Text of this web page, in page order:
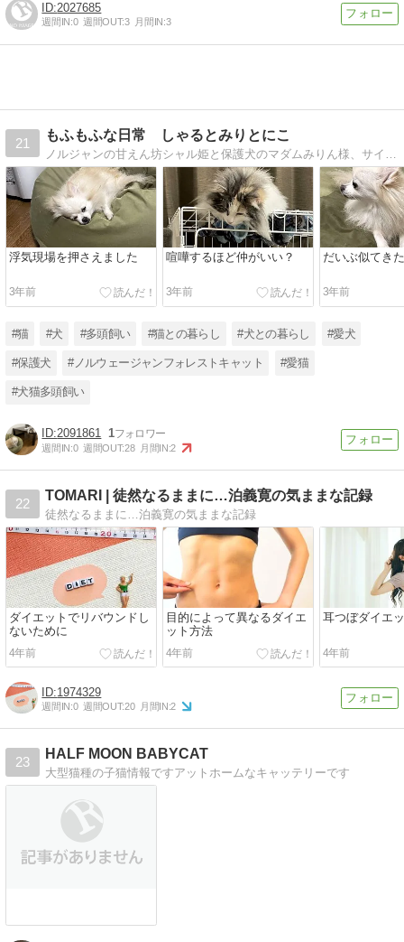
2027685
週間IN:0 週間OUT:3 月間IN:3
21
もふもふな日常 しゃるとみりとにこ
ノルジャンの甘えん坊シャル姫と保護犬のマダムみりん様、サイベリアンの気まぐれにこちの日々をお届けします。多頭飼いって大変だけど幸せ。3人の可愛さが全国に広がりますように！！
浮気現場を押さえました
3年前
喧嘩するほど仲がいい？
3年前
だいぶ似てき
3年前
#猫 #犬 #多頭飼い #猫との暮らし #犬との暮らし #愛犬
#保護犬 #ノルウェージャンフォレストキャット #愛猫
#犬猫多頭飼い
2091861 1
週間IN:0 週間OUT:28 月間IN:2
22
TOMARI | 徒然なるままに…泊義寛の気ままな記録
徒然なるままに…泊義寛の気ままな記録
ダイエットでリバウンドし
ないために
4年前
目的によって異なるダイエ
ット方法
4年前
耳つぼダイエ
4年前
1974329
週間IN:0 週間OUT:20 月間IN:2
23
HALF MOON BABYCAT
大型猫種の子猫情報ですアットホームなキャッテリーです